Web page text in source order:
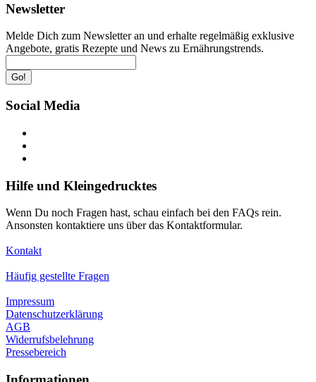
Newsletter
Melde Dich zum Newsletter an und erhalte regelmäßig exklusive
Angebote, gratis Rezepte und News zu Ernährungstrends.
Go!
Social Media
Hilfe und Kleingedrucktes
Wenn Du noch Fragen hast, schau einfach bei den FAQs rein.
Ansonsten kontaktiere uns über das Kontaktformular.
Kontakt
Häufig gestellte Fragen
Impressum
Datenschutzerklärung
AGB
Widerrufsbelehrung
Pressebereich